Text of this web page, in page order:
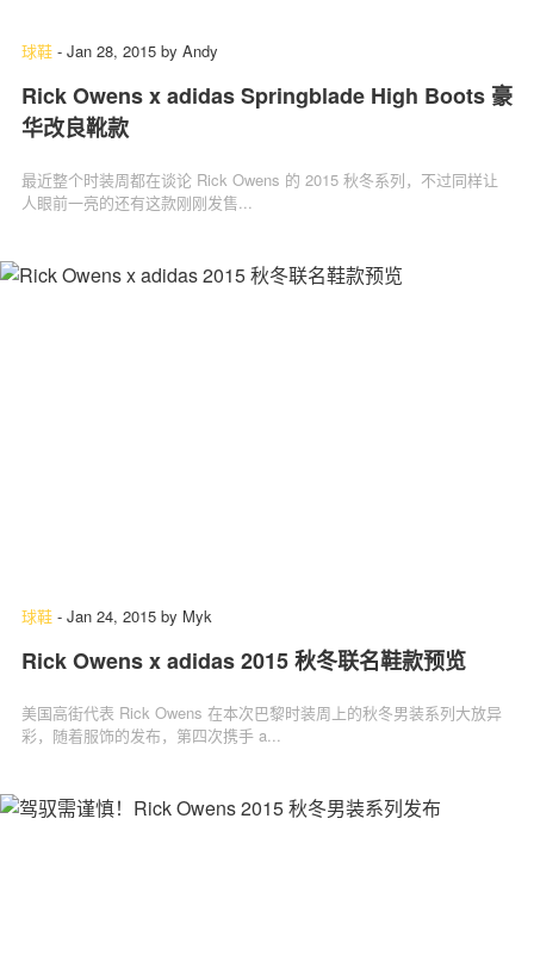
球鞋 - Jan 28, 2015 by Andy
Rick Owens x adidas Springblade High Boots 豪
华改良靴款
最近整个时装周都在谈论 Rick Owens 的 2015 秋冬系列，不过同样让
人眼前一亮的还有这款刚刚发售...
球鞋 - Jan 24, 2015 by Myk
Rick Owens x adidas 2015 秋冬联名鞋款预览
美国高街代表 Rick Owens 在本次巴黎时装周上的秋冬男装系列大放异
彩，随着服饰的发布，第四次携手 a...